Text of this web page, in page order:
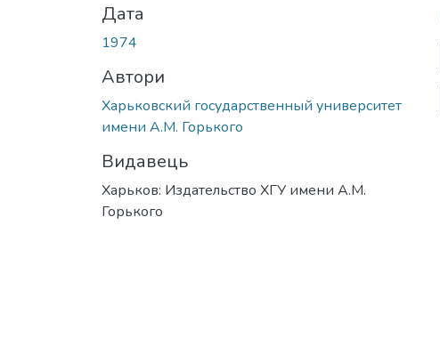
Дата
1974
Автори
Харьковский государственный университет
имени А.М. Горького
Видавець
Харьков: Издательство ХГУ имени А.М.
Горького